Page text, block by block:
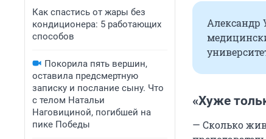
Как спастись от жары без
кондиционера: 5 работающих
способов
Покорила пять вершин,
оставила предсмертную
записку и послание сыну. Что
с телом Натальи
Наговициной, погибшей на
пике Победы
Александр
«Хуже
— Сколько